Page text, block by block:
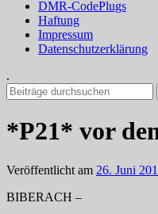
DMR-CodePlugs
Haftung
Impressum
Datenschutzerklärung
.
Suchen
nach:
*P21* vor
Veröffentlicht am 26. Juni
BIBERACH –